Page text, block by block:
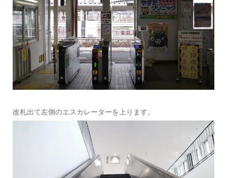
改札出て左側のエスカレーターを上ります。